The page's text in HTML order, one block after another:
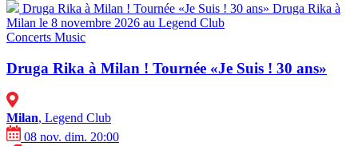
Druga Rika à Milan ! Tournée «Je Suis ! 30 ans» Druga Rika à
Milan le 8 novembre 2026 au Legend Club
Concerts Music
Druga Rika à Milan ! Tournée «Je Suis ! 30 ans»
Milan, Legend Club
08 nov. dim. 20:00